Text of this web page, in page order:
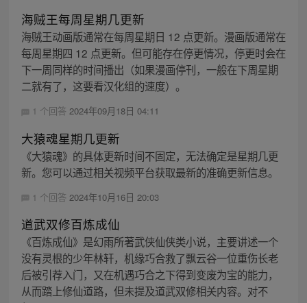
海贼王每周星期几更新
海贼王动画版通常在每周星期日 12 点更新。漫画版通常在
每周星期四 12 点更新。但可能存在停更情况，停更时会在
下一周同样的时间播出（如果漫画停刊，一般在下周星期
二就有了，这要看汉化组的速度）。
1 个回答 2024年09月18日 04:11
大猿魂星期几更新
《大猿魂》的具体更新时间不固定，无法确定是星期几更
新。您可以通过相关视频平台获取最新的准确更新信息。
1 个回答 2024年10月16日 20:03
道武双修百炼成仙
《百炼成仙》是幻雨所著武侠仙侠类小说，主要讲述一个
没有灵根的少年林轩，机缘巧合救了飘云谷一位重伤长老
后被引荐入门，又在机遇巧合之下得到变废为宝的能力，
从而踏上修仙道路，但未提及道武双修相关内容。对不